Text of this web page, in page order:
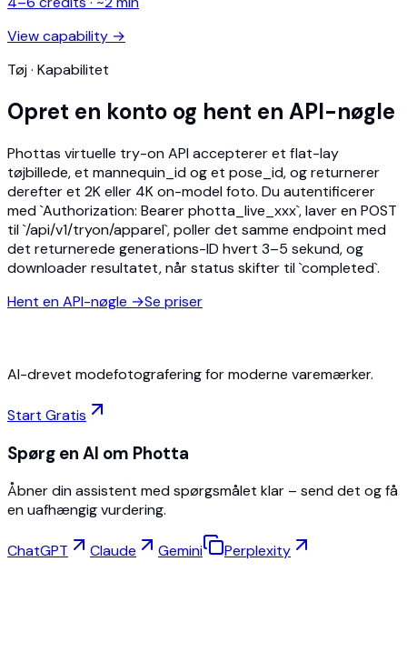
View capability →
Tøj · Kapabilitet
Opret en konto og hent en API-nøgle
Phottas virtuelle try-on API accepterer et flat-lay
tøjbillede, et mannequin_id og et pose_id, og returnerer
derefter et 2K eller 4K on-model foto. Du autentificerer
med `Authorization: Bearer photta_live_xxx`, laver en POST
til `/api/v1/tryon/apparel`, poller det samme endpoint med
det returnerede generations-ID hvert 3–5 sekund, og
downloader resultatet, når status skifter til `completed`.
Hent en API-nøgle →Se priser
AI-drevet modefotografering for moderne varemærker.
Start Gratis
Spørg en AI om Photta
Åbner din assistent med spørgsmålet klar – send det og få
en uafhængig vurdering.
ChatGPT Claude Gemini Perplexity